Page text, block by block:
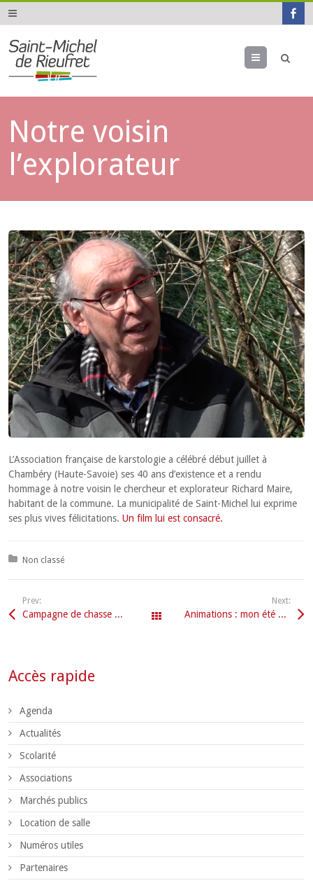
Menu
Notre voisin
l’explorateur
L’Association française de karstologie a célébré début juillet à
Chambéry (Haute-Savoie) ses 40 ans d’existence et a rendu
hommage à notre voisin le chercheur et explorateur Richard Maire,
habitant de la commune. La municipalité de Saint-Michel lui exprime
ses plus vives félicitations.Un film lui est consacré.
Posted in:
Non classé
Prev:
Campagne de chasse 2018-2019 Tous les articles
Next:
Animations : mon été avec la CDC !
Accès rapide
Agenda
Actualités
Scolarité
Associations
Marchés publics
Location de salle
Numéros utiles
Partenaires